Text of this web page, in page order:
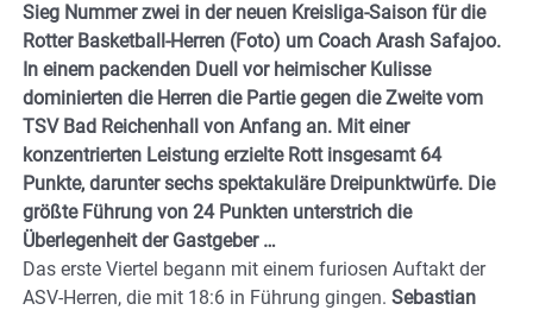
Sieg Nummer zwei in der neuen Kreisliga-Saison für die
Rotter Basketball-Herren (Foto) um Coach Arash Safajoo.
In einem packenden Duell vor heimischer Kulisse
dominierten die Herren die Partie gegen die Zweite vom
TSV Bad Reichenhall von Anfang an. Mit einer
konzentrierten Leistung erzielte Rott insgesamt 64
Punkte, darunter sechs spektakuläre Dreipunktwürfe. Die
größte Führung von 24 Punkten unterstrich die
Überlegenheit der Gastgeber …
Das erste Viertel begann mit einem furiosen Auftakt der
ASV-Herren, die mit 18:6 in Führung gingen. Sebastian